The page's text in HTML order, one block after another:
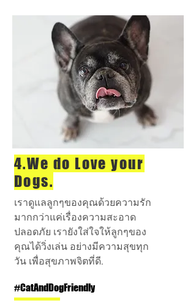
4.We do Love your
Dogs.
เราดูแลลูกๆของคุณด้วยความรัก
มากกว่าแค่เรื่องความสะอาด
ปลอดภัย เรายังใส่ใจให้ลูกๆของ
คุณได้วิ่งเล่น อย่างมีความสุขทุก
วัน เพื่อสุขภาพจิตที่ดี.
#CatAndDogFriendly